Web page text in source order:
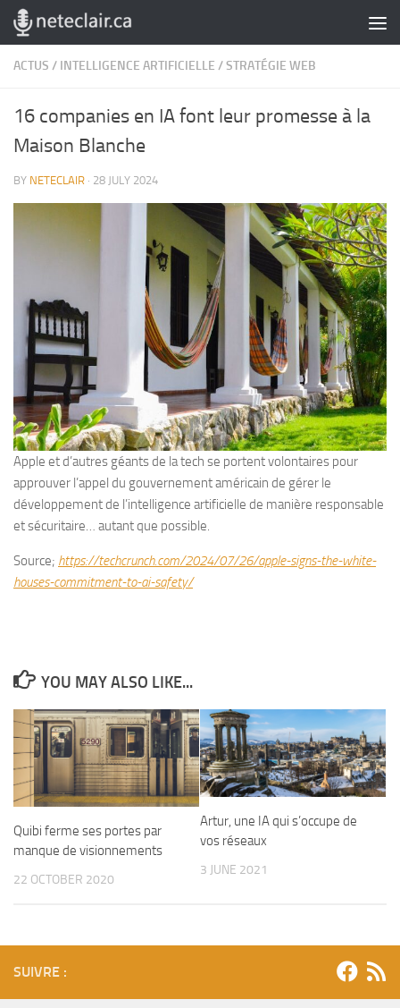
Skip to content
ACTUS / INTELLIGENCE ARTIFICIELLE /STRATÉGIE WEB
16 companies en IA font leur promesse à la
Maison Blanche
BY NETECLAIR · 28 JULY 2024
Apple et d’autres géants de la tech se portent volontaires pour
approuver l’appel du gouvernement américain de gérer le
développement de l’intelligence artificielle de manière responsable
et sécuritaire… autant que possible.
Source; https://techcrunch.com/2024/07/26/apple-signs-the-white-
houses-commitment-to-ai-safety/
YOU MAY ALSO LIKE...
Quibi ferme ses portes par
manque de visionnements
22 OCTOBER 2020
Artur, une IA qui s’occupe de
vos réseaux
3 JUNE 2021
SUIVRE :